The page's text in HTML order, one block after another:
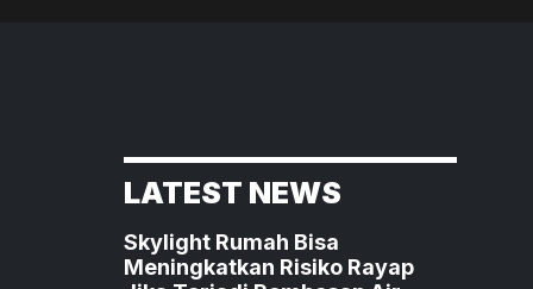
LATEST NEWS
Skylight Rumah Bisa
Meningkatkan Risiko Rayap